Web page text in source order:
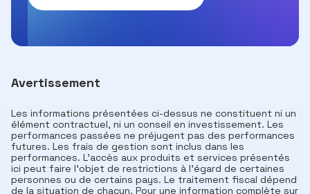
Avertissement
Les informations présentées ci-dessus ne constituent ni un
élément contractuel, ni un conseil en investissement. Les
performances passées ne préjugent pas des performances
futures. Les frais de gestion sont inclus dans les
performances. L'accès aux produits et services présentés
ici peut faire l'objet de restrictions à l'égard de certaines
personnes ou de certains pays. Le traitement fiscal dépend
de la situation de chacun. Pour une information complète sur